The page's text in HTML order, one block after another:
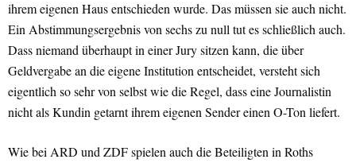
ihrem eigenen Haus entschieden wurde. Das müssen sie auch nicht.
Ein Abstimmungsergebnis von sechs zu null tut es schließlich auch.
Dass niemand überhaupt in einer Jury sitzen kann, die über
Geldvergabe an die eigene Institution entscheidet, versteht sich
eigentlich so sehr von selbst wie die Regel, dass eine Journalistin
nicht als Kundin getarnt ihrem eigenen Sender einen O-Ton liefert.
Wie bei ARD und ZDF spielen auch die Beteiligten in Roths